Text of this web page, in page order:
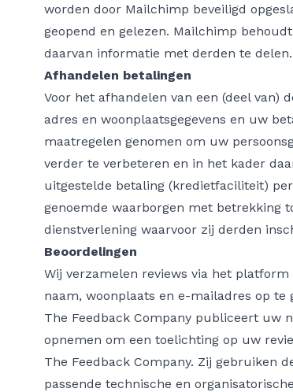
worden door Mailchimp beveiligd
geopend en gelezen. Mailchimp
daarvan informatie met derden te delen.
Afhandelen betalingen
Voor het afhandelen van een (deel
adres en woonplaatsgegevens en uw
maatregelen genomen om uw
verder te verbeteren en in het kader
uitgestelde betaling (kredietfaciliteit)
genoemde waarborgen met betrekking
dienstverlening waarvoor zij derden
Beoordelingen
Wij verzamelen reviews via het
naam, woonplaats en e-mailadres op te
The Feedback Company publiceert uw
opnemen om een toelichting op uw
The Feedback Company. Zij gebruiken
passende technische en